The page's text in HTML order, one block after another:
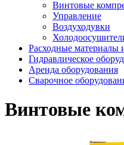
Винтовые
Управление
Воздуходувки
Расходные материалы
Гидравлическое
Аренда оборудования
Сварочное
Винтовые